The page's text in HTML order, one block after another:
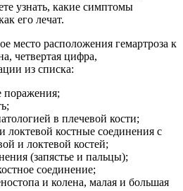
узнать, какие симптомы
его лечат.
место расположения гемартроза к
четвертая цифра,
из списка:
в плечевой кости;
локтевой костные соединения с
и локтевой костей;
(запястье и пальцы);
соединение;
и колена, малая и большая